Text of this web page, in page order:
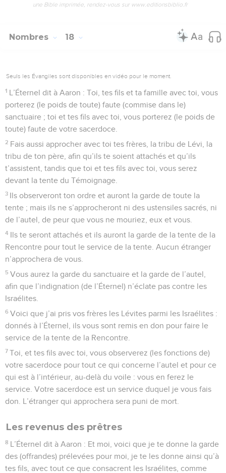
une Bible imprimée, rendez-vous sur www.editionsbiblio.fr
Nombres 18
Seuls les Évangiles sont disponibles en vidéo pour le moment.
1 L’Éternel dit à Aaron : Toi, tes fils et ta famille avec toi, vous
porterez (le poids de toute) faute (commise dans le)
sanctuaire ; toi et tes fils avec toi, vous porterez (le poids de
toute) faute de votre sacerdoce.
2 Fais aussi approcher avec toi tes frères, la tribu de Lévi, la
tribu de ton père, afin qu’ils te soient attachés et qu’ils
t’assistent, tandis que toi et tes fils avec toi, vous serez
devant la tente du Témoignage.
3 Ils observeront ton ordre et auront la garde de toute la
tente ; mais ils ne s’approcheront ni des ustensiles sacrés, ni
de l’autel, de peur que vous ne mouriez, eux et vous.
4 Ils te seront attachés et ils auront la garde de la tente de la
Rencontre pour tout le service de la tente. Aucun étranger
n’approchera de vous.
5 Vous aurez la garde du sanctuaire et la garde de l’autel,
afin que l’indignation (de l’Éternel) n’éclate pas contre les
Israélites.
6 Voici que j’ai pris vos frères les Lévites parmi les Israélites :
donnés à l’Éternel, ils vous sont remis en don pour faire le
service de la tente de la Rencontre.
7 Toi, et tes fils avec toi, vous observerez (les fonctions de)
votre sacerdoce pour tout ce qui concerne l’autel et pour ce
qui est à l’intérieur, au-delà du voile : vous en ferez le
service. Votre sacerdoce est un service duquel je vous fais
don. L’étranger qui approchera sera puni de mort.
Les revenus des prêtres
8 L’Éternel dit à Aaron : Et moi, voici que je te donne la garde
des (offrandes) prélevées pour moi, je te les donne ainsi qu’à
tes fils, avec tout ce que consacrent les Israélites, comme